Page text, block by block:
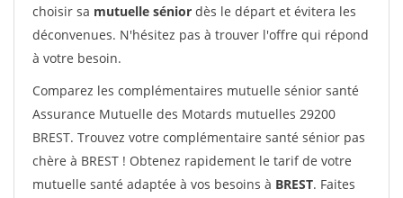
choisir sa mutuelle sénior dès le départ et évitera les
déconvenues. N'hésitez pas à trouver l'offre qui répond
à votre besoin.
Comparez les complémentaires mutuelle sénior santé
Assurance Mutuelle des Motards mutuelles 29200
BREST. Trouvez votre complémentaire santé sénior pas
chère à BREST ! Obtenez rapidement le tarif de votre
mutuelle santé adaptée à vos besoins à BREST. Faites